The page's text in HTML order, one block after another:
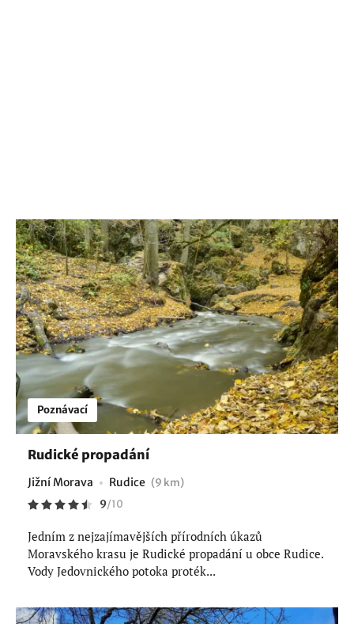
Poznávací
Rudické propadání
Jižní Morava Rudice (9 km)
9/10
Jedním z nejzajímavějších přírodních úkazů
Moravského krasu je Rudické propadání u obce Rudice.
Vody Jedovnického potoka proték...